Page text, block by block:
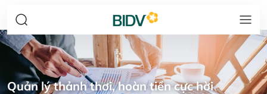
Quản lý thảnh thơi, hoàn tiền cực hời